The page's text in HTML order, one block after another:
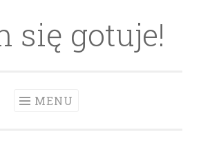
się gotuje!
MENU